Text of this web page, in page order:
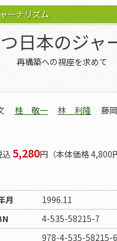
ーナリズム
日本のジャ
再構築への視座を求めて
桂 敬一 林 利隆 藤
込 5,280円（本体価格 4,800
月
1996.11
4-535-58215-7
978-4-535-58215-6